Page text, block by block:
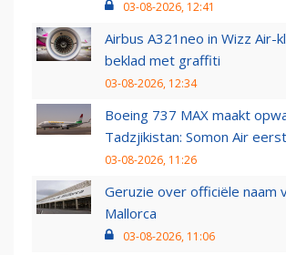
03-08-2026, 12:41
Airbus A321neo in Wizz Air-
beklad met graffiti
03-08-2026, 12:34
Boeing 737 MAX maakt
Tadzjikistan: Somon Air
03-08-2026, 11:26
Geruzie over officiële naam
Mallorca
03-08-2026, 11:06